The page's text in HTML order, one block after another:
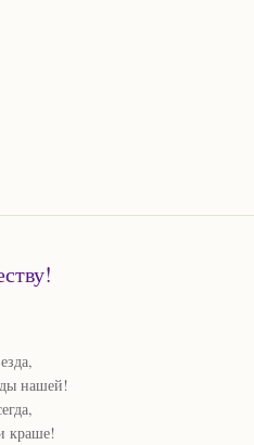
нашей!
краше!